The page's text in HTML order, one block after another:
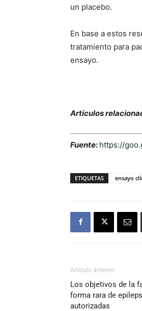
un placebo.
En base a estos
tratamiento para
ensayo.
Artículos
Fuente: https://
ETIQUETAS ensayo
Artículo anterior
Los objetivos de la
forma rara de
autorizadas